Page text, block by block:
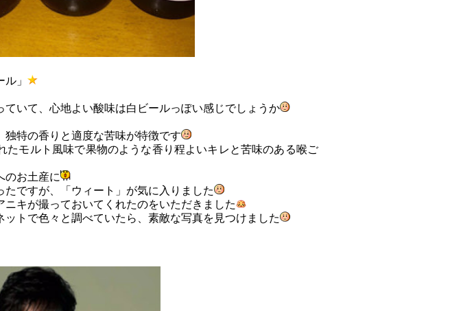
」
いて、心地よい酸味は白ビールっぽい感じでしょうか
特の香りと適度な苦味が特徴です
たモルト風味で果物のような香り程よいキレと苦味のある喉ご
のお土産に
ですが、「ウィート」が気に入りました
キが撮っておいてくれたのをいただきました
トで色々と調べていたら、素敵な写真を見つけました